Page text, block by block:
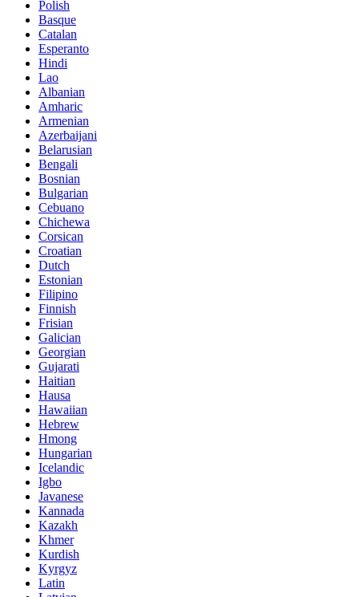
Polish
Basque
Catalan
Esperanto
Hindi
Lao
Albanian
Amharic
Armenian
Azerbaijani
Belarusian
Bengali
Bosnian
Bulgarian
Cebuano
Chichewa
Corsican
Croatian
Dutch
Estonian
Filipino
Finnish
Frisian
Galician
Georgian
Gujarati
Haitian
Hausa
Hawaiian
Hebrew
Hmong
Hungarian
Icelandic
Igbo
Javanese
Kannada
Kazakh
Khmer
Kurdish
Kyrgyz
Latin